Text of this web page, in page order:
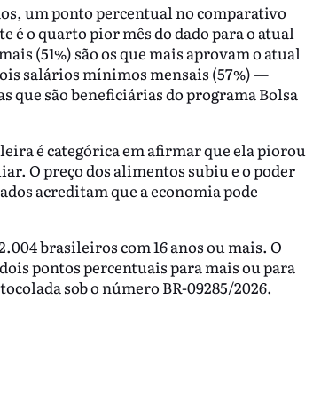
um ponto percentual no comparativo
é o quarto pior mês do dado para o atual
(51%) são os que mais aprovam o atual
salários mínimos mensais (57%) —
que são beneficiárias do programa Bolsa
é categórica em afirmar que ela piorou
O preço dos alimentos subiu e o poder
acreditam que a economia pode
brasileiros com 16 anos ou mais. O
pontos percentuais para mais ou para
sob o número BR-09285/2026.